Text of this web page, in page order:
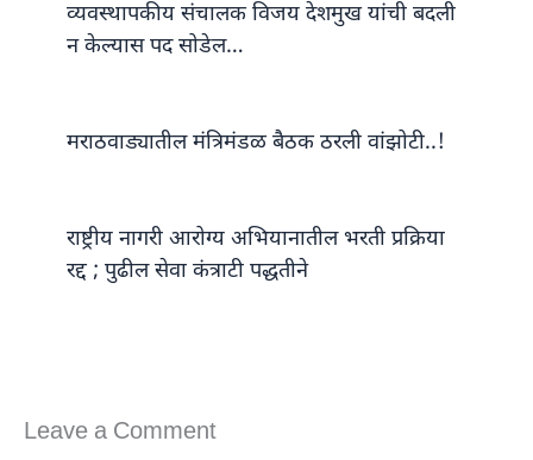
व्यवस्थापकीय संचालक विजय देशमुख यांची बदली
न केल्यास पद सोडेल…
मराठवाड्यातील मंत्रिमंडळ बैठक ठरली वांझोटी..!
राष्ट्रीय नागरी आरोग्य अभियानातील भरती प्रक्रिया
रद्द ; पुढील सेवा कंत्राटी पद्धतीने
Leave a Comment